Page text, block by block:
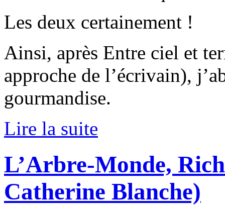
Les deux certainement !
Ainsi, après Entre ciel et
approche de l’écrivain),
gourmandise.
Lire la suite
L’Arbre-Monde,
Catherine Blanche)